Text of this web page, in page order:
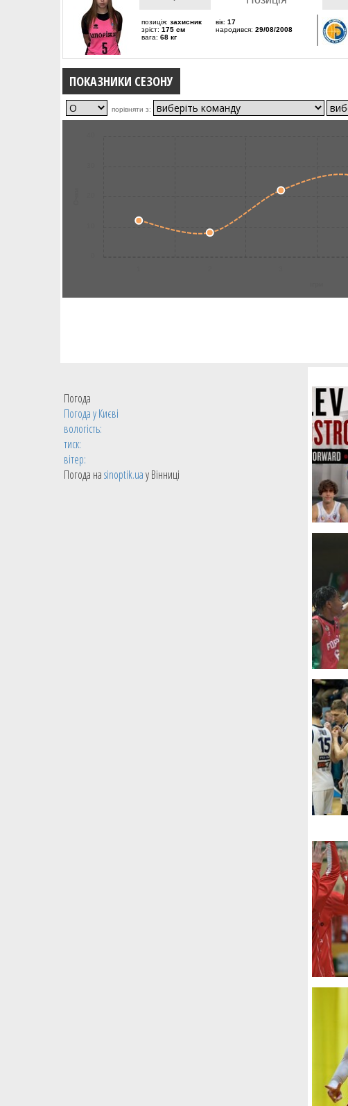
позиція: захисник
зріст: 175 см
вага: 68 кг
вік: 17
народився: 29/08/2008
ПОКАЗНИКИ СЕЗОНУ
порівняти з:
Погода
Погода уКиєві
вологість:
тиск:
вітер:
Погода наsinoptik.uaу Вінниці